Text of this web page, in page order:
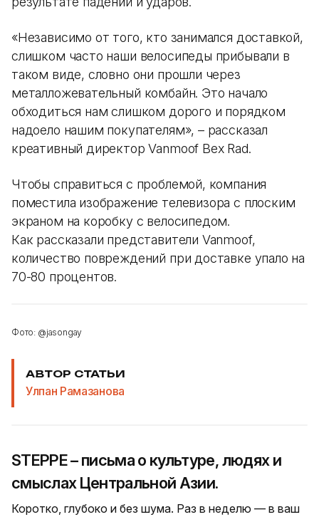
«Независимо от того, кто занимался доставкой,
слишком часто наши велосипеды прибывали в
таком виде, словно они прошли через
металложевательный комбайн. Это начало
обходиться нам слишком дорого и порядком
надоело нашим покупателям», – рассказал
креативный директор Vanmoof Bex Rad.
Чтобы справиться с проблемой, компания
поместила изображение телевизора с плоским
экраном на коробку с велосипедом.
Как рассказали представители Vanmoof,
количество повреждений при доставке упало на
70-80 процентов.
Фото: @jasongay
АВТОР СТАТЬИ
Улпан Рамазанова
STEPPE – письма о культуре, людях и
смыслах Центральной Азии.
Коротко, глубоко и без шума. Раз в неделю — в ваш